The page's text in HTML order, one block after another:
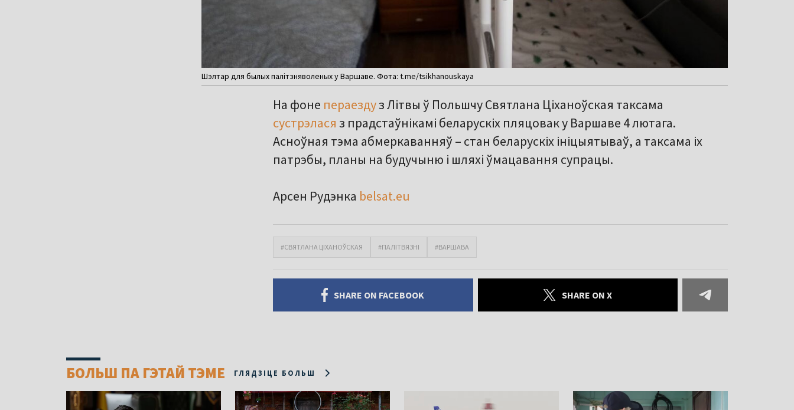
Шэлтар для былых палітзняволеных у Варшаве. Фота: t.me/tsikhanouskaya
На фоне пераездуз Літвы ў Польшчу Святлана Ціханоўская таксама
сустрэлася з прадстаўнікамі беларускіх пляцовак у Варшаве 4 лютага.
Асноўная тэма абмеркаванняў – стан беларускіх ініцыятываў, а таксама іх
патрэбы, планы на будучыню і шляхі ўмацавання супрацы.
Арсен Рудэнка belsat.eu
#СВЯТЛАНА ЦІХАНОЎСКАЯ #ПАЛІТВЯЗНІ #ВАРШАВА
SHARE ON FACEBOOK SHARE ON X
БОЛЬШ ПА ГЭТАЙ ТЭМЕ ГЛЯДЗІЦЕ БОЛЬШ